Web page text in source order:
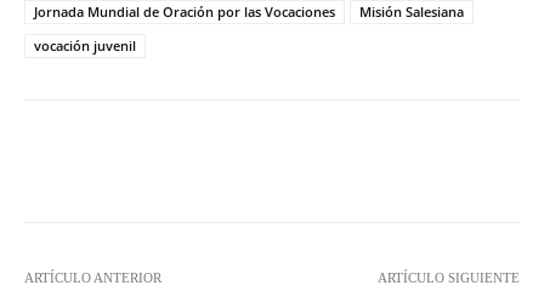
Jornada Mundial de Oración por las Vocaciones
Misión Salesiana
vocación juvenil
ARTÍCULO ANTERIOR ARTÍCULO SIGUIENTE